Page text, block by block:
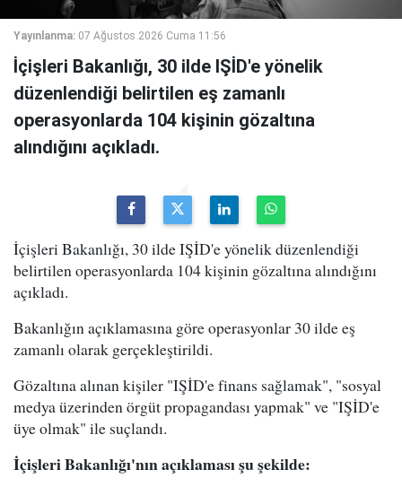
Yayınlanma: 07 Ağustos 2026 Cuma 11:56
İçişleri Bakanlığı, 30 ilde IŞİD'e yönelik
düzenlendiği belirtilen eş zamanlı
operasyonlarda 104 kişinin gözaltına
alındığını açıkladı.
İçişleri Bakanlığı, 30 ilde IŞİD'e yönelik düzenlendiği
belirtilen operasyonlarda 104 kişinin gözaltına alındığını
açıkladı.
Bakanlığın açıklamasına göre operasyonlar 30 ilde eş
zamanlı olarak gerçekleştirildi.
Gözaltına alınan kişiler "IŞİD'e finans sağlamak", "sosyal
medya üzerinden örgüt propagandası yapmak" ve "IŞİD'e
üye olmak" ile suçlandı.
İçişleri Bakanlığı'nın açıklaması şu şekilde: